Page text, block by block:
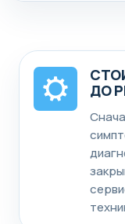
ДО